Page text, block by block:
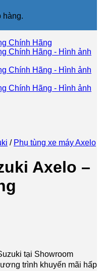
hàng.
/ Phụ tùng xe máy Axelo
Axelo –
tại Showroom
trình khuyến mãi hấp